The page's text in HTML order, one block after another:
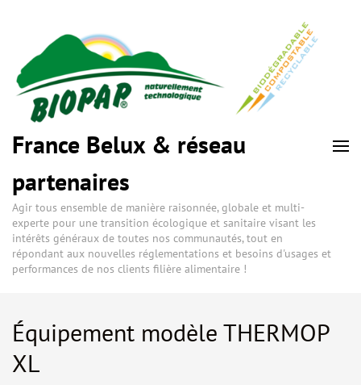
France Belux & réseau
partenaires
Agir tous ensemble de manière raisonnée, globale et multi-
experte pour une transition écologique et sanitaire visant les
intérêts généraux de toutes nos communautés, tout en
répondant aux nouvelles réglementations et besoins d'usages et
performances de nos clients filière alimentaire !
Équipement modèle THERMOP
XL